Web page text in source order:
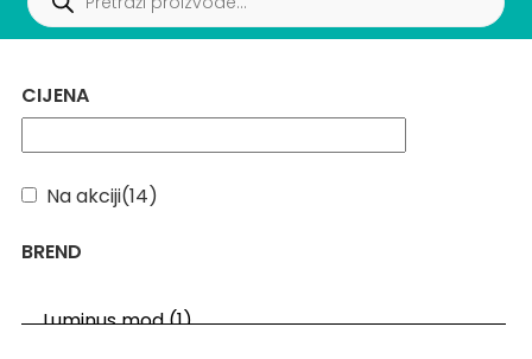
CIJENA
Na akciji(14)
BREND